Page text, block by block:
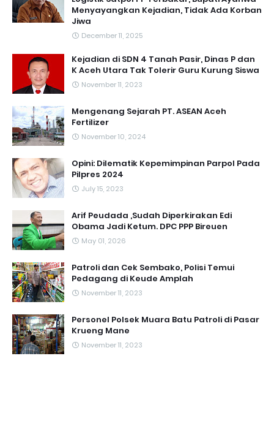
Menyayangkan Kejadian, Tidak Ada Korban
Jiwa
December 11, 2025
Kejadian di SDN 4 Tanah Pasir, Dinas P dan
K Aceh Utara Tak Tolerir Guru Kurung Siswa
November 11, 2023
Mengenang Sejarah PT. ASEAN Aceh
Fertilizer
November 10, 2024
Opini: Dilematik Kepemimpinan Parpol Pada
Pilpres 2024
July 15, 2023
Arif Peudada ,Sudah Diperkirakan Edi
Obama Jadi Ketum. DPC PPP Bireuen
May 01, 2026
Patroli dan Cek Sembako, Polisi Temui
Pedagang di Keude Amplah
November 11, 2023
Personel Polsek Muara Batu Patroli di Pasar
Krueng Mane
November 11, 2023